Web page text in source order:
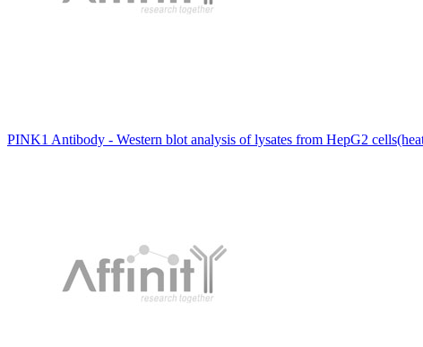
PINK1 Antibody - Western blot analysis of lysates from HepG2